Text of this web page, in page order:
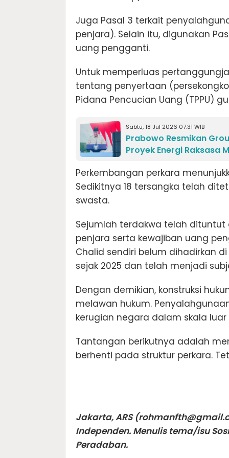
Juga Pasal 3 terkait
penjara). Selain itu, digunakan
uang pengganti.
Untuk memperluas
tentang penyertaan
Pidana Pencucian Uang (TPPU)
Sabtu, 18 Jul 2026 07:31 WIB
Prabowo Resmikan
Proyek Energi Raksasa
Perkembangan perkara
Sedikitnya 18 tersangka telah
swasta.
Sejumlah terdakwa telah
penjara serta kewajiban uang
Chalid sendiri belum dihadirkan
sejak 2025 dan telah menjadi
Dengan demikian, konstruksi
melawan hukum.
kerugian negara dalam skala
Tantangan berikutnya adalah
berhenti pada struktur perkara.
Jakarta, ARS (
Independen. Menulis tema/isu
Peradaban.